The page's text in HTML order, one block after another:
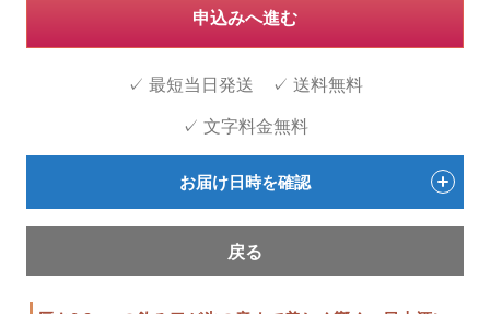
申込みへ進む
✓ 最短当日発送 ✓ 送料無料
✓ 文字料金無料
お届け日時を確認
戻る